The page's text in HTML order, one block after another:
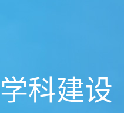
学科建设